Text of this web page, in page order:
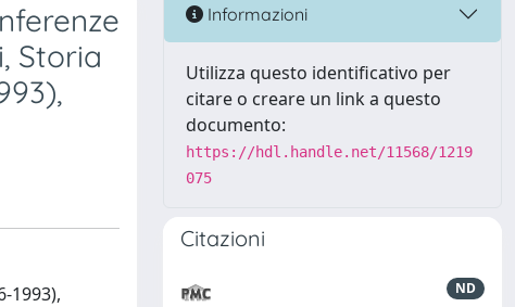
Storia
1993),
Informazioni
Utilizza questo identificativo per
citare o creare un link a questo
documento:
https://hdl.handle.net/11568/1219
075
Citazioni
ND